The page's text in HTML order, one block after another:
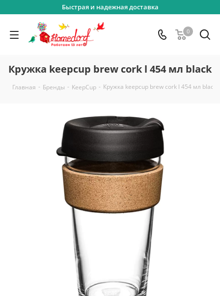
Быстрая и надежная доставка
0
Кружка keepcup brew cork l 454 мл black
Главная - Бренды - KeepCup - Кружка keepcup brew cork l 454 мл black